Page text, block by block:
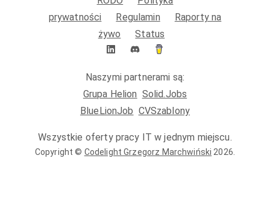
prywatności
Regulamin
Raporty na
żywo
Status
Naszymi partnerami są:
Grupa Helion Solid.Jobs
BlueLionJob CVSzablony
Wszystkie oferty pracy IT w jednym miejscu.
Copyright © Codelight Grzegorz Marchwiński 2026